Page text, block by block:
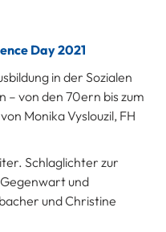
Day 2021
in der Sozialen
von den 70ern bis zum
Monika Vyslouzil, FH
Schlaglichter zur
und
und Christine